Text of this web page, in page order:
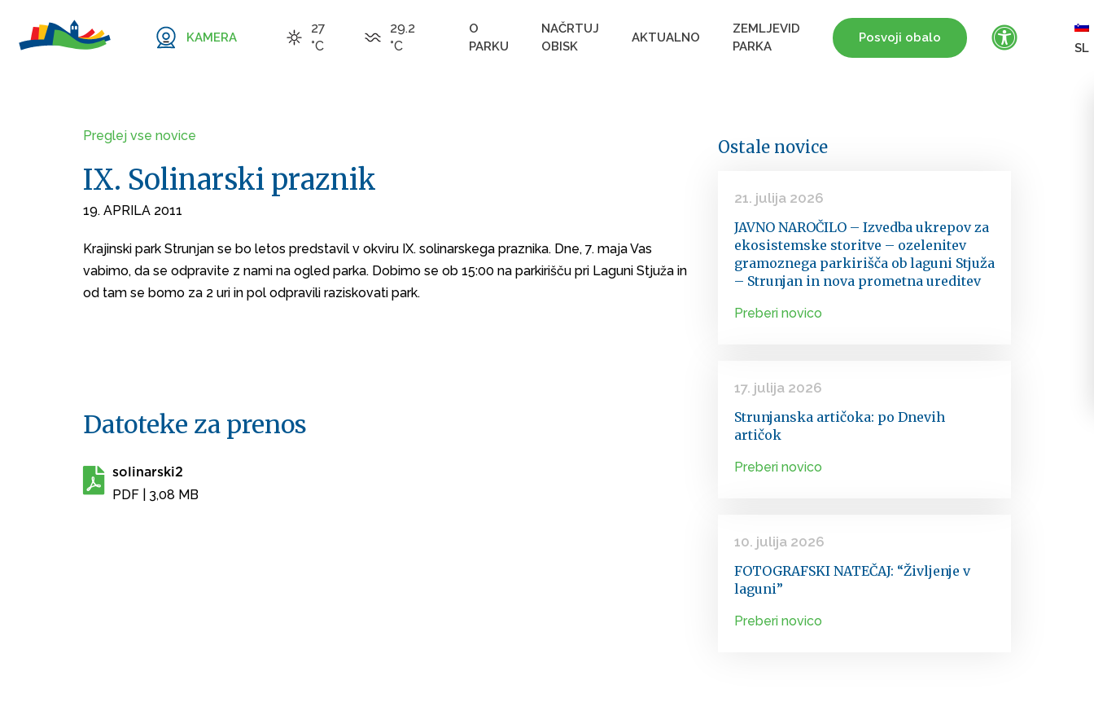
KAMERA
27
°C
29.2
°C
O
PARKU
NAČRTUJ
OBISK
AKTUALNO
ZEMLJEVID
PARKA
Posvoji obalo
SL
Preglej vse novice
IX. Solinarski praznik
19. APRILA 2011
Krajinski park Strunjan se bo letos predstavil v okviru IX. solinarskega praznika. Dne, 7. maja Vas
vabimo, da se odpravite z nami na ogled parka. Dobimo se ob 15:00 na parkirišču pri Laguni Stjuža in
od tam se bomo za 2 uri in pol odpravili raziskovati park.
Datoteke za prenos
solinarski2
PDF | 3,08 MB
Ostale novice
21. julija 2026
JAVNO NAROČILO – Izvedba ukrepov za
ekosistemske storitve – ozelenitev
gramoznega parkirišča ob laguni Stjuža
– Strunjan in nova prometna ureditev
Preberi novico
17. julija 2026
Strunjanska artičoka: po Dnevih
artičok
Preberi novico
10. julija 2026
FOTOGRAFSKI NATEČAJ: “Življenje v
laguni”
Preberi novico